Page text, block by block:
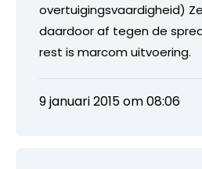
overtuigingsvaardigheid)
daardoor af tegen de
rest is marcom uitvoering.
9 januari 2015 om 08:06